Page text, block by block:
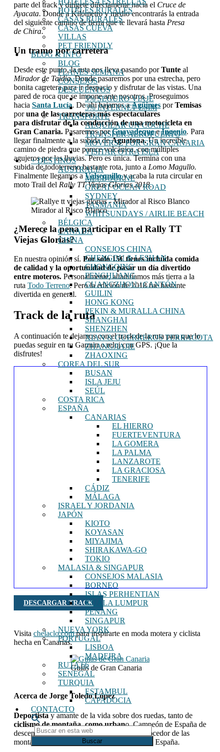
HOTELES RURALES
CASAS RURALES
CASAS CUEVA
VILLAS
PET FRIENDLY
BLOG & INFO
BLOG
PLANES SEMANA
CONSEJOS
DESCUENTOS
5% SEGURO VIAJE
5% INTERNET ESIM
TRANSPORTE
ALQUILAR UN COCHE
TRANSFER AEROPUERTO
MOVERSE POR GRAN CANARIA
VISITAR OTRA ISLA
+ DESTINOS
AUSTRALIA
MELBOURNE
GREAT OCEAN ROAD
SYDNEY
TASMANIA
WHITSUNDAYS / AIRLIE BEACH
BÉLGICA
CANADÁ
CHINA
CONSEJOS CHINA
CHENGDU & LESHAN
CHONGQING
FENGHUANG
GUANGZHOU / CANTÓN
GUILIN
HONG KONG
PEKIN & MURALLA CHINA
SHANGHAI
SHENZHEN
XIAN & GUERREROS TERRACOTA
ZHANGJIAJIE
ZHAOXING
COREA DEL SUR
BUSAN
ISLA JEJU
SEÚL
COSTA RICA
ESPAÑA
CANARIAS
EL HIERRO
FUERTEVENTURA
LA GOMERA
LA PALMA
LANZAROTE
LA GRACIOSA
TENERIFE
CÁDIZ
MÁLAGA
ISRAEL Y JORDANIA
JAPÓN
KIOTO
KOYASAN
MIYAJIMA
SHIRAKAWA-GO
TOKIO
MALASIA & SINGAPUR
CONSEJOS MALASIA
BORNEO
ISLAS PERHENTIAN
KUALA LUMPUR
PENANG
SINGAPUR
NUEVA YORK
PORTUGAL
LISBOA
MADEIRA
RUTA 66
SENEGAL
TURQUIA
ESTAMBUL
CAPADOCIA
CONTACTO
Buscar
en
esta
parte del track y dirígete directamente hacia el Cruce de
Ayacata. Donde a Kilómetro y medio encontrarás la entrada
del siguiente camino de tierra que te llevará hasta Presa
de Chira.
Un tramo por carretera
Desde este punto, la ruta nos lleva pasando porTunte al
Mirador de Taidía. Donde pasaremos por una estrecha, pero
bonita carretera para ir despacio y disfrutar de las vistas. Una
pared de roca que se impone ante nosotros. Proseguimos
hacia Santa Lucía. De ahí bajamos aAgüimes porTemisas
poruna de las carreteras más espectaculares
para disfrutar de la conducción de una motocicleta en
Gran Canaria. Pasaremos porGuayadequeeIngenio. Para
llegar finalmente a la subida deAguatona.Un increíble
camino de piedra que parece volcánica, con múltiples
agujeros por las lluvias. Pero es única. Termina con una
subida de todoterreno bastante rota, junto a Lomo Magullo.
Finalmente llegamos aValsequilloy acaba la ruta circular en
moto Trail del Rally TT Viejas Glorias 2018.
Mirador al Risco Blanco
¿Merece la pena participar en el Rally TT
Viejas Glorias?
En nuestra opinión sí. Por solo 15€ tienes incluida comida
de calidad y la oportunidad de pasar un día divertido
entre moteros. Personalmente, añadiríamos más tierra a la
ruta Todo Terreno. Pero la edición de 2018 fue bastante
divertida en general.
Track de la ruta
A continuación te dejamos con el track de la ruta para que lo
puedas seguir en tu Garmin o reloj con GPS. ¡Que la
disfrutes!
DESCARGAR TRACK
Visita chelaclo.compara inspirarte en moda motera y ciclista
hecha en Canarias.
Guías de Gran Canaria
Acerca de Jorge Toledo López
Deportistay amante de la vida sobre dos ruedas, tanto de
ciclismo de montaña, como urbano. Campeón de España de
descenso enMTBy, por tanto, un gran conocedor de las
montañas de Canarias y de distintas partes de España.